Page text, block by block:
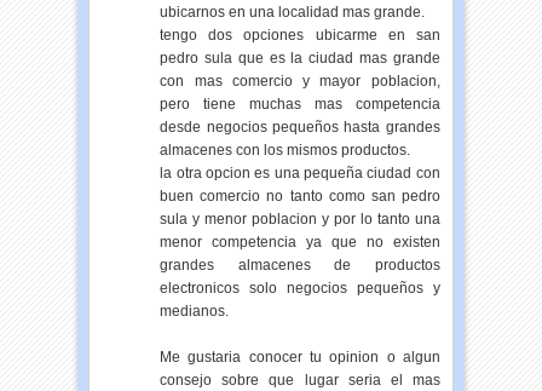
ubicarnos en una localidad mas grande.
tengo dos opciones ubicarme en san
pedro sula que es la ciudad mas grande
con mas comercio y mayor poblacion,
pero tiene muchas mas competencia
desde negocios pequeños hasta grandes
almacenes con los mismos productos.
la otra opcion es una pequeña ciudad con
buen comercio no tanto como san pedro
sula y menor poblacion y por lo tanto una
menor competencia ya que no existen
grandes almacenes de productos
electronicos solo negocios pequeños y
medianos.
Me gustaria conocer tu opinion o algun
consejo sobre que lugar seria el mas